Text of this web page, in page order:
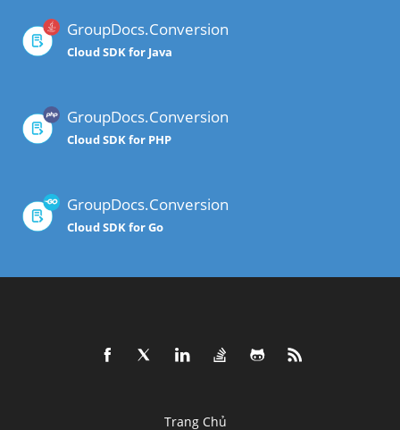
GroupDocs.Conversion
Cloud SDK for Java
GroupDocs.Conversion
Cloud SDK for PHP
GroupDocs.Conversion
Cloud SDK for Go
Trang Chủ